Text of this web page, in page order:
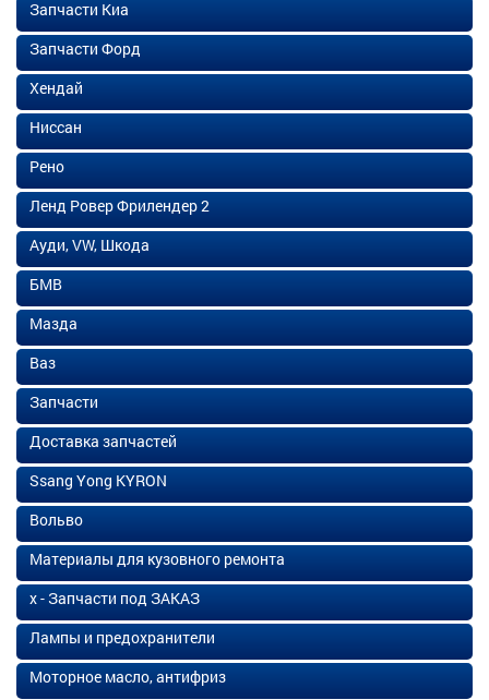
Запчасти Киа
Запчасти Форд
Хендай
Ниссан
Рено
Ленд Ровер Фрилендер 2
Ауди, VW, Шкода
БМВ
Мазда
Ваз
Запчасти
Доставка запчастей
Ssang Yong KYRON
Вольво
Материалы для кузовного ремонта
х - Запчасти под ЗАКАЗ
Лампы и предохранители
Моторное масло, антифриз